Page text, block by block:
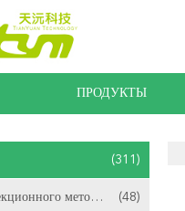
ПРОДУКТЫ
(311)
Машина инжекционного метода литья ЛСР (48)